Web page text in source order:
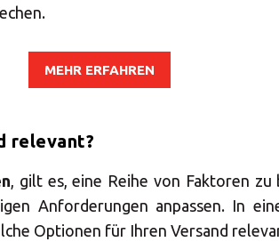
MEHR ERFAHREN
relevant?
, gilt es, eine Reihe von Faktoren
Anforderungen anpassen. In
Optionen für Ihren Versand
MBE
Sie eine
DEN ANDEREN 160 MBE